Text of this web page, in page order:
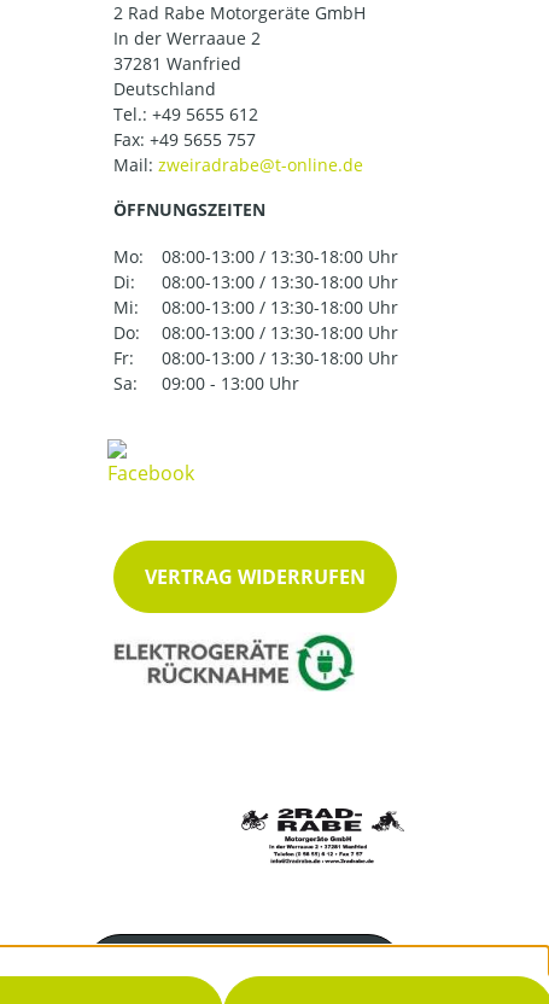
2 Rad Rabe Motorgeräte GmbH
In der Werraaue 2
37281 Wanfried
Deutschland
Tel.: +49 5655 612
Fax: +49 5655 757
Mail:
ÖFFNUNGSZEITEN
Mo:
08:00-13:00 / 13:30-18:00 Uhr
Di:
08:00-13:00 / 13:30-18:00 Uhr
Mi:
08:00-13:00 / 13:30-18:00 Uhr
Do:
08:00-13:00 / 13:30-18:00 Uhr
Fr:
08:00-13:00 / 13:30-18:00 Uhr
Sa:
09:00 - 13:00 Uhr
VERTRAG WIDERRUFEN
05655 612